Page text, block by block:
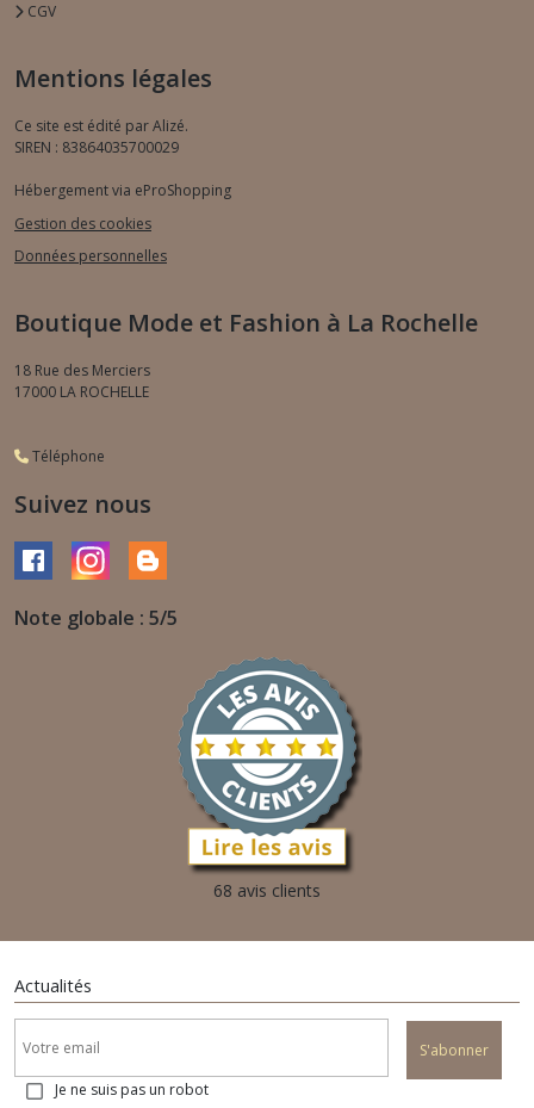
CGV
Mentions légales
Ce site est édité par Alizé.
SIREN : 83864035700029
Hébergement via eProShopping
Gestion des cookies
Données personnelles
Boutique Mode et Fashion à La Rochelle
18 Rue des Merciers
17000 LA ROCHELLE
Téléphone
Suivez nous
Note globale : 5/5
68 avis clients
Actualités
S'abonner
Je ne suis pas un robot